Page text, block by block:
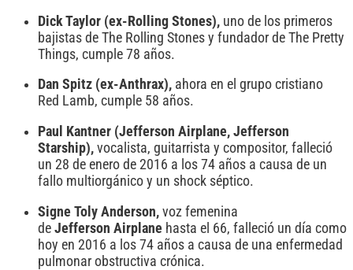
Dick Taylor (ex-Rolling Stones), uno de los primeros
bajistas de The Rolling Stones y fundador de The Pretty
Things, cumple 78 años.
Dan Spitz (ex-Anthrax), ahora en el grupo cristiano
Red Lamb, cumple 58 años.
Paul Kantner (Jefferson Airplane, Jefferson
Starship), vocalista, guitarrista y compositor, falleció
un 28 de enero de 2016 a los 74 años a causa de un
fallo multiorgánico y un shock séptico.
Signe Toly Anderson, voz femenina
de Jefferson Airplane hasta el 66, falleció un día como
hoy en 2016 a los 74 años a causa de una enfermedad
pulmonar obstructiva crónica.